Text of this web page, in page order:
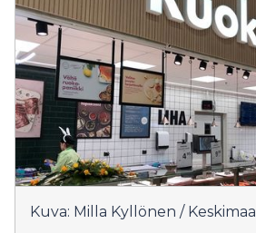
Kuva: Milla Kyllönen / Keskimaa